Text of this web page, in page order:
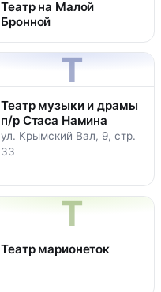
Театр на Малой
Бронной
Т
Театр музыки и драмы
п/р Стаса Намина
ул. Крымский Вал, 9, стр.
33
Т
Театр марионеток